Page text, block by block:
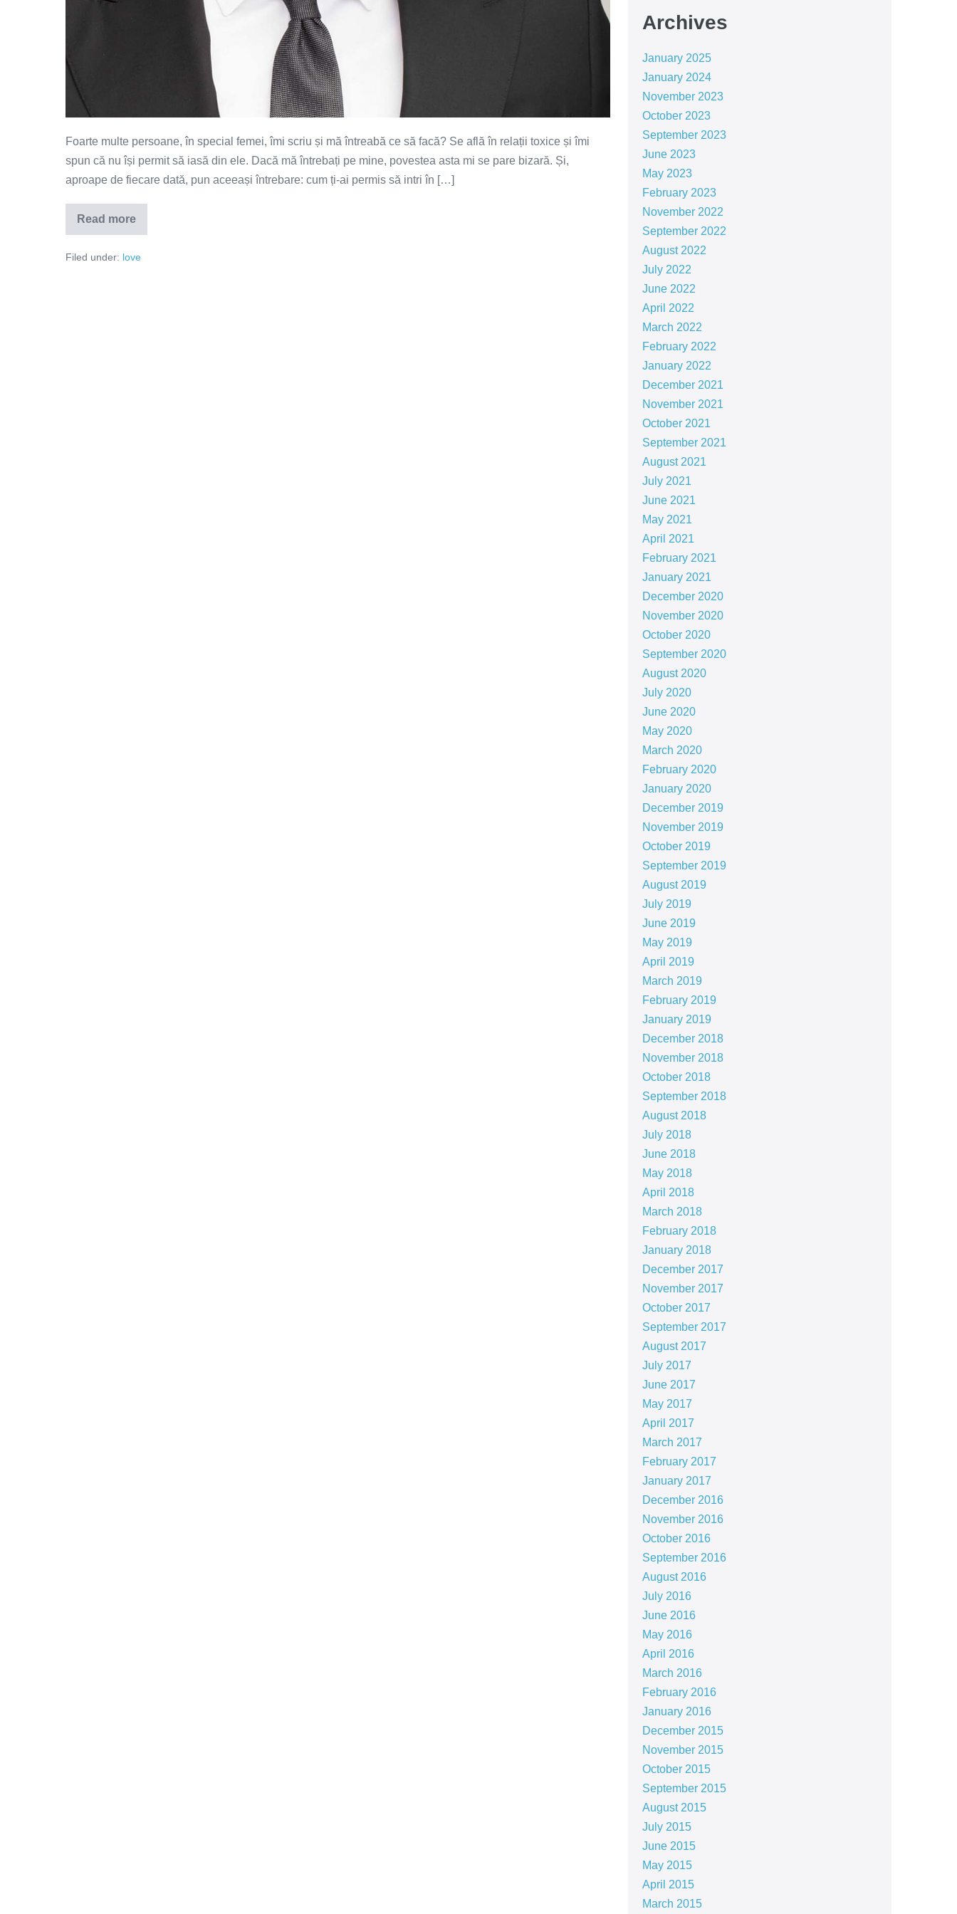
Foarte multe persoane, în special femei, îmi scriu și mă întreabă ce să facă? Se află în relații toxice și îmi
spun că nu își permit să iasă din ele. Dacă mă întrebați pe mine, povestea asta mi se pare bizară. Și,
aproape de fiecare dată, pun aceeași întrebare: cum ți-ai permis să intri în […]
Read more
Dacă
nu-
permiți
Filed under: love
Archives
January 2025
January 2024
November 2023
October 2023
September 2023
June 2023
May 2023
February 2023
November 2022
September 2022
August 2022
July 2022
June 2022
April 2022
March 2022
February 2022
January 2022
December 2021
November 2021
October 2021
September 2021
August 2021
July 2021
June 2021
May 2021
April 2021
February 2021
January 2021
December 2020
November 2020
October 2020
September 2020
August 2020
July 2020
June 2020
May 2020
March 2020
February 2020
January 2020
December 2019
November 2019
October 2019
September 2019
August 2019
July 2019
June 2019
May 2019
April 2019
March 2019
February 2019
January 2019
December 2018
November 2018
October 2018
September 2018
August 2018
July 2018
June 2018
May 2018
April 2018
March 2018
February 2018
January 2018
December 2017
November 2017
October 2017
September 2017
August 2017
July 2017
June 2017
May 2017
April 2017
March 2017
February 2017
January 2017
December 2016
November 2016
October 2016
September 2016
August 2016
July 2016
June 2016
May 2016
April 2016
March 2016
February 2016
January 2016
December 2015
November 2015
October 2015
September 2015
August 2015
July 2015
June 2015
May 2015
April 2015
March 2015